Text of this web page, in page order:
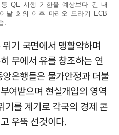
QE 시행 기한을 예상보다 긴 내
날 회의 이후 마리오 드라기 ECB
.
기 국면에서 맹활약하며
무에서 유를 창조하는 연
은행들은 물가안정과 더불
여받으며 현실개입의 영역
기를 계기로 각국의 경제 콘
우뚝 선것이다.